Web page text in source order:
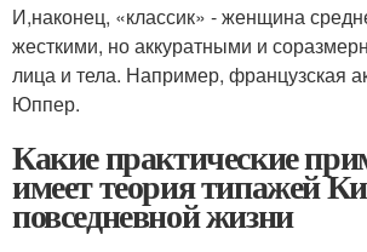
И,наконец, «классик» - женщина
жесткими, но аккуратными и
лица и тела. Например, французская
Юппер.
Какие практические
имеет теория типажей
повседневной жизни